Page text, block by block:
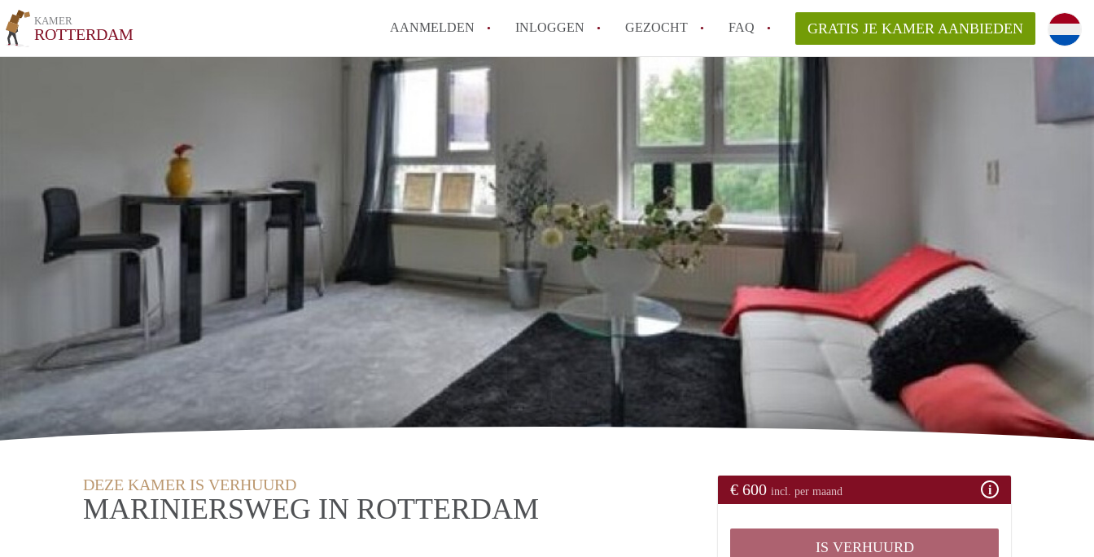
KAMER
ROTTERDAM AANMELDEN INLOGGEN GEZOCHT FAQ
Moet ik mij inschrijven bij de gemeente als ik een kamer huur in
Hoe groot is de kans dat ik snel een kamer vind?
Wat kost een studentenkamer gemiddeld in Rotterdam?
In welke wijken van Rotterdam kan ik het beste wonen als student?
Hoe vind ik een kamer in Rotterdam?
Alle veelgestelde vragen
GRATIS JE KAMER AANBIEDEN
DEZE KAMER IS VERHUURD
MARINIERSWEG IN ROTTERDAM
€ 600 incl. per maand
IS VERHUURD